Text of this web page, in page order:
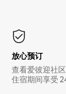
放心预订
查看爱彼迎社
住宿期间享受